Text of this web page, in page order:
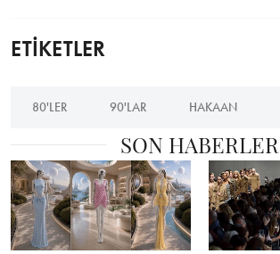
ETİKETLER
80'LER 90'LAR HAKAAN
SON HABERLER